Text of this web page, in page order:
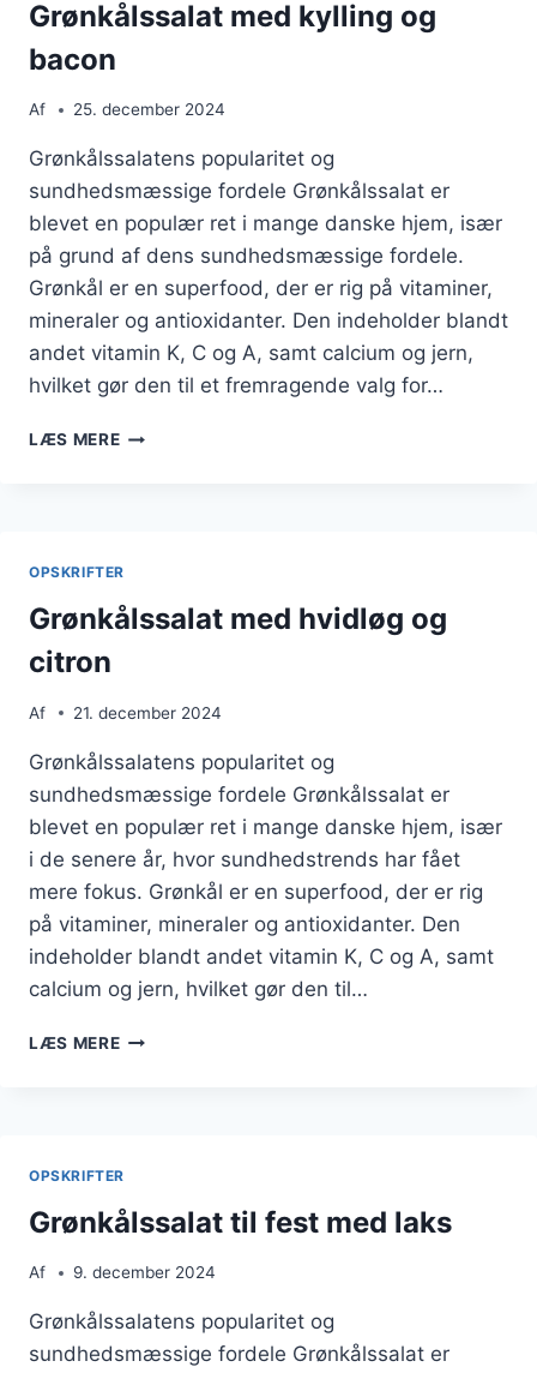
Grønkålssalat med kylling og
bacon
Af 25. december 2024
Grønkålssalatens popularitet og
sundhedsmæssige fordele Grønkålssalat er
blevet en populær ret i mange danske hjem, især
på grund af dens sundhedsmæssige fordele.
Grønkål er en superfood, der er rig på vitaminer,
mineraler og antioxidanter. Den indeholder blandt
andet vitamin K, C og A, samt calcium og jern,
hvilket gør den til et fremragende valg for…
LÆS MEREGRØNKÅLSSALAT
OPSKRIFTER
Grønkålssalat med hvidløg og
citron
Af 21. december 2024
Grønkålssalatens popularitet og
sundhedsmæssige fordele Grønkålssalat er
blevet en populær ret i mange danske hjem, især
i de senere år, hvor sundhedstrends har fået
mere fokus. Grønkål er en superfood, der er rig
på vitaminer, mineraler og antioxidanter. Den
indeholder blandt andet vitamin K, C og A, samt
calcium og jern, hvilket gør den til…
LÆS MEREGRØNKÅLSSALAT
OPSKRIFTER
Grønkålssalat til fest med laks
Af 9. december 2024
Grønkålssalatens popularitet og
sundhedsmæssige fordele Grønkålssalat er